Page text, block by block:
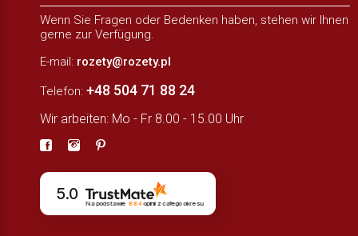
Wenn Sie Fragen oder Bedenken haben, stehen wir Ihnen
gerne zur Verfügung.
E-mail: rozety@rozety.pl
Telefon: +48 504 71 88 24
Wir arbeiten: Mo - Fr 8.00 - 15.00 Uhr
5.0
Na podstawie 884opiniiz całego okresu